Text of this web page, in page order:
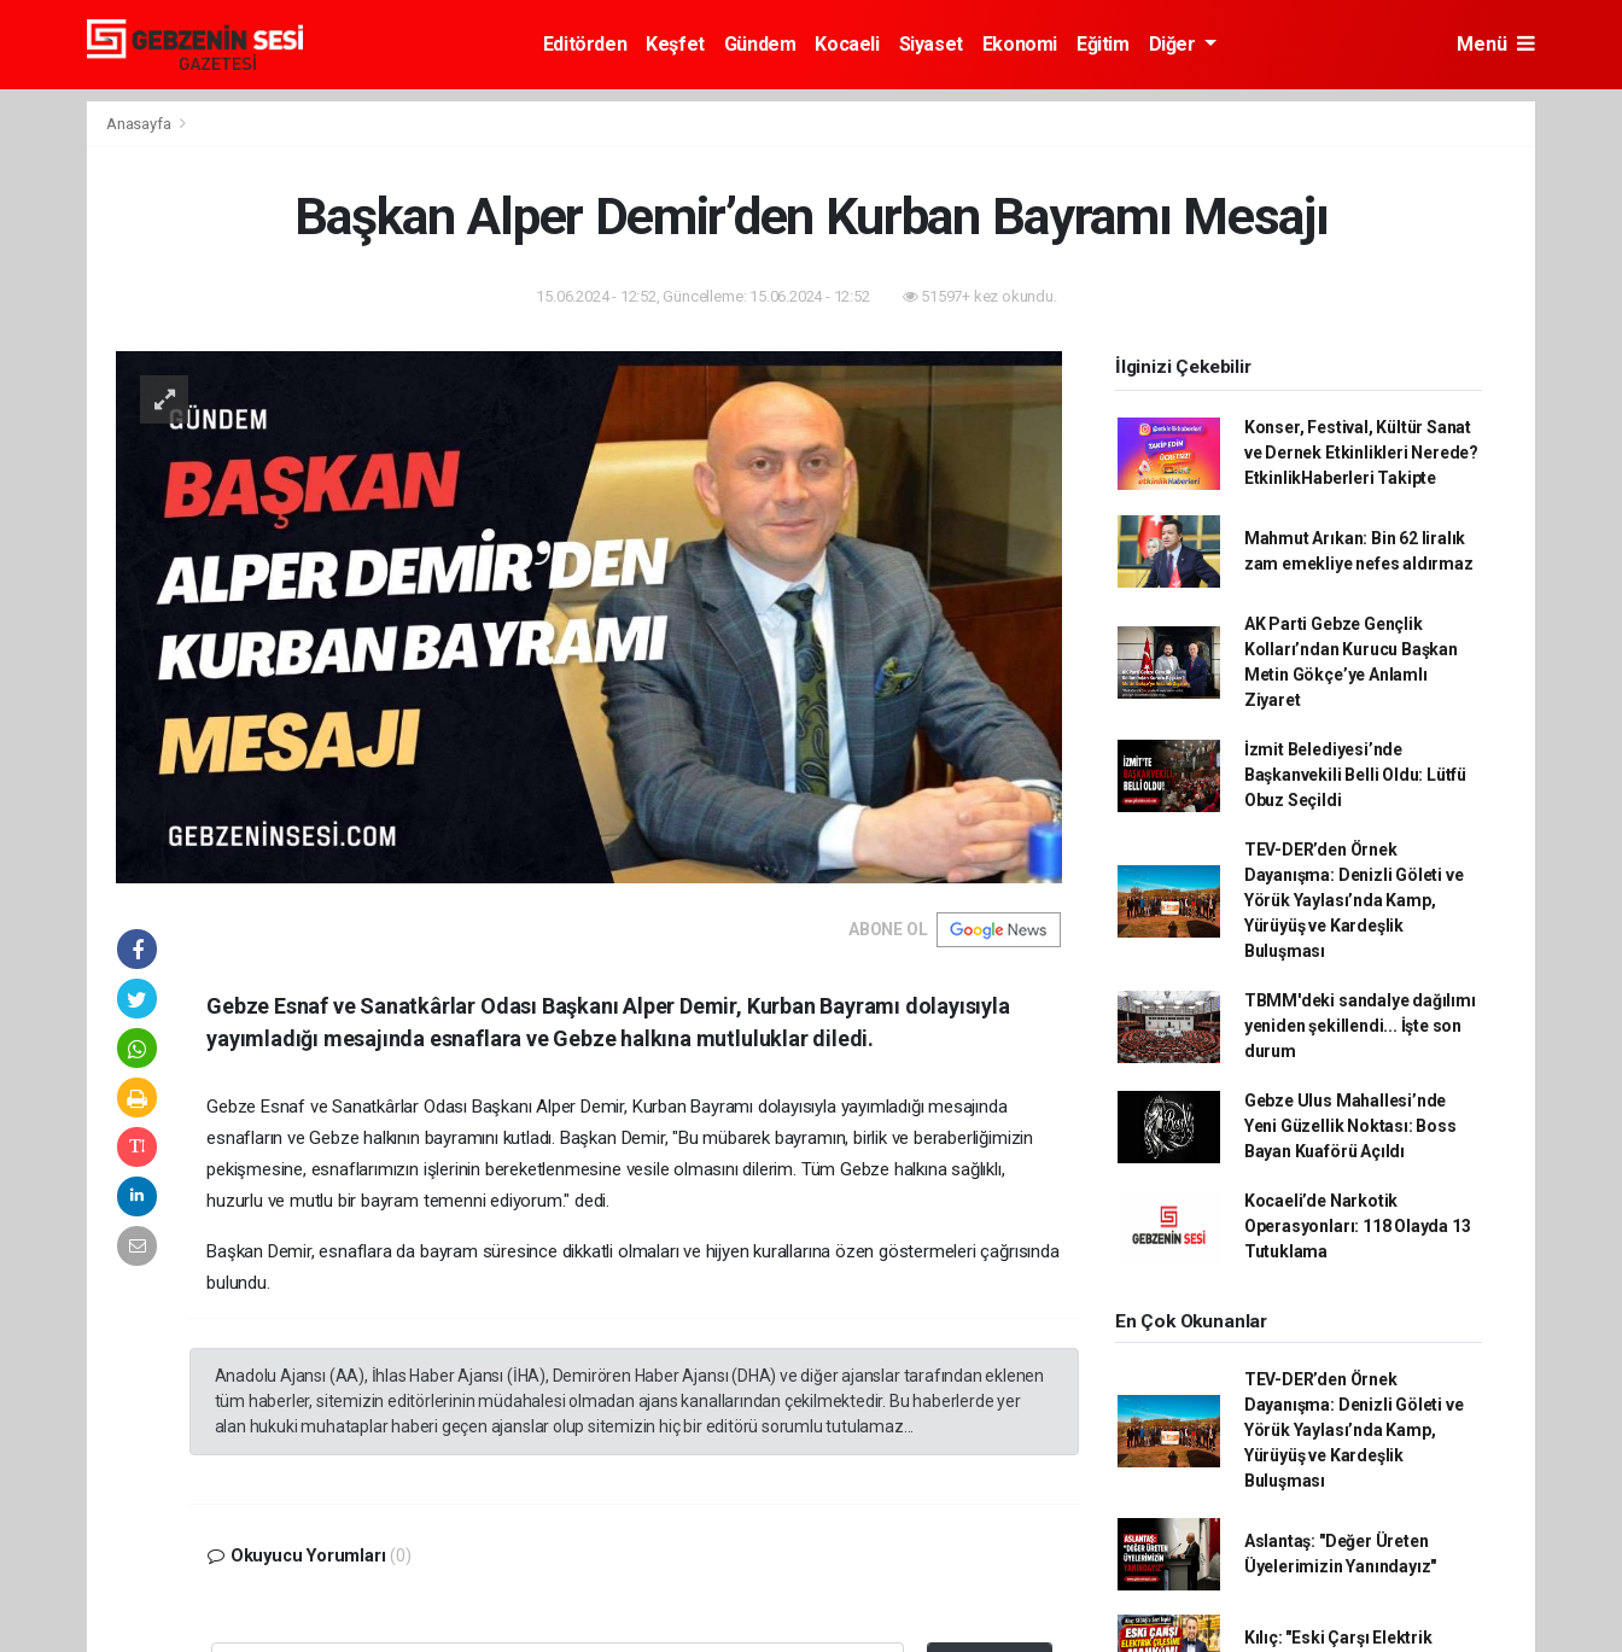
Editörden Keşfet Gündem Kocaeli Siyaset Ekonomi Eğitim Diğer Menü
Anasayfa
Başkan Alper Demir’den Kurban Bayramı Mesajı
15.06.2024 - 12:52, Güncelleme: 15.06.2024 - 12:52 51597+ kez okundu.
ABONE OL
Gebze Esnaf ve Sanatkârlar Odası Başkanı Alper Demir, Kurban Bayramı dolayısıyla
yayımladığı mesajında esnaflara ve Gebze halkına mutluluklar diledi.
Gebze Esnaf ve Sanatkârlar Odası Başkanı Alper Demir, Kurban Bayramı dolayısıyla yayımladığı mesajında
esnafların ve Gebze halkının bayramını kutladı. Başkan Demir, "Bu mübarek bayramın, birlik ve beraberliğimizin
pekişmesine, esnaflarımızın işlerinin bereketlenmesine vesile olmasını dilerim. Tüm Gebze halkına sağlıklı,
huzurlu ve mutlu bir bayram temenni ediyorum." dedi.
Başkan Demir, esnaflara da bayram süresince dikkatli olmaları ve hijyen kurallarına özen göstermeleri çağrısında
bulundu.
Anadolu Ajansı (AA), İhlas Haber Ajansı (İHA), Demirören Haber Ajansı (DHA) ve diğer ajanslar tarafından eklenen
tüm haberler, sitemizin editörlerinin müdahalesi olmadan ajans kanallarından çekilmektedir. Bu haberlerde yer
alan hukuki muhataplar haberi geçen ajanslar olup sitemizin hiç bir editörü sorumlu tutulamaz...
Okuyucu Yorumları (0)
İlginizi Çekebilir
Konser, Festival, Kültür Sanat
ve Dernek Etkinlikleri Nerede?
EtkinlikHaberleri Takipte
Mahmut Arıkan: Bin 62 liralık
zam emekliye nefes aldırmaz
AK Parti Gebze Gençlik
Kolları’ndan Kurucu Başkan
Metin Gökçe’ye Anlamlı
Ziyaret
İzmit Belediyesi’nde
Başkanvekili Belli Oldu: Lütfü
Obuz Seçildi
TEV-DER’den Örnek
Dayanışma: Denizli Göleti ve
Yörük Yaylası’nda Kamp,
Yürüyüş ve Kardeşlik
Buluşması
TBMM'deki sandalye dağılımı
yeniden şekillendi... İşte son
durum
Gebze Ulus Mahallesi’nde
Yeni Güzellik Noktası: Boss
Bayan Kuaförü Açıldı
Kocaeli’de Narkotik
Operasyonları: 118 Olayda 13
Tutuklama
En Çok Okunanlar
TEV-DER’den Örnek
Dayanışma: Denizli Göleti ve
Yörük Yaylası’nda Kamp,
Yürüyüş ve Kardeşlik
Buluşması
Aslantaş: "Değer Üreten
Üyelerimizin Yanındayız"
Kılıç: "Eski Çarşı Elektrik